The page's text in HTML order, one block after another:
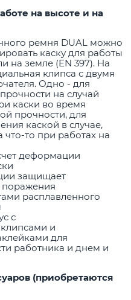
на высоте и на
ремня DUAL можно
каску для работы
на земле (EN 397). На
клипса с двумя
Одно - для
на случай
каски во время
прочности, для
каской в случае,
что-то при работах на
деформации
защищает
поражения
расплавленного
с
и
для
работника и днем и
(приобретаются